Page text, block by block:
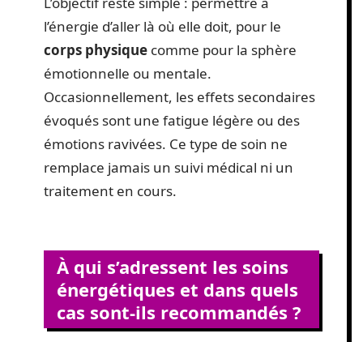
l’énergie d’aller là où elle doit, pour le
corps physique comme pour la sphère
émotionnelle ou mentale.
Occasionnellement, les effets secondaires
évoqués sont une fatigue légère ou des
émotions ravivées. Ce type de soin ne
remplace jamais un suivi médical ni un
traitement en cours.
À qui s’adressent les soins
énergétiques et dans quels
cas sont-ils recommandés ?